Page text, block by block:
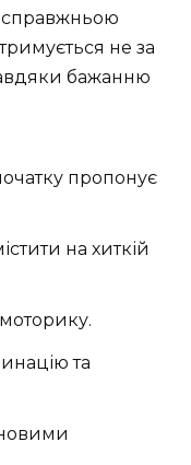
справжньою
не за
бажанню
пропонує
на хиткій
та